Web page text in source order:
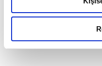
Metnimizi ziyaret
okumak ve sitemizi